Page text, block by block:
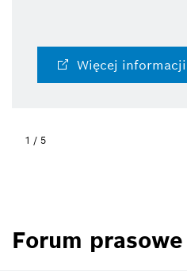
Więcej informacji
1 / 5
Forum